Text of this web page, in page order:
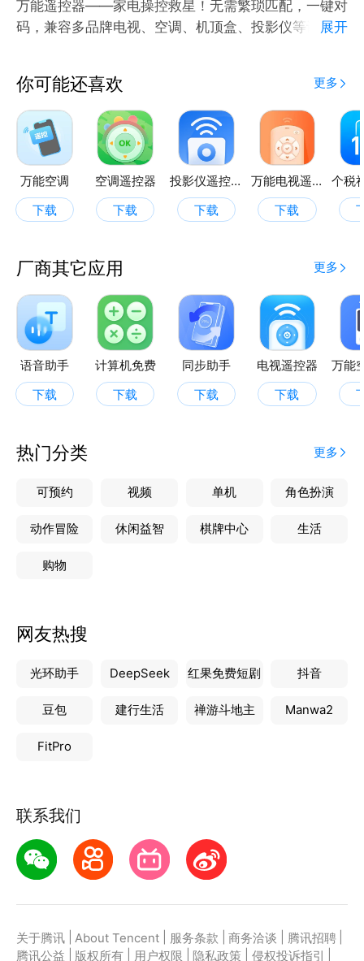
万能遥控器——家电操控救星！无需繁琐匹配，一键对
码，兼容多品牌电视、空调、机顶盒、投影仪等设备。
空调遥控器——操控便捷超省心。按键清晰，功能一目
了然，远距离精准控温，轻松切换制冷、制热、风速等
模式，让你一键掌控舒适室温，尽享惬意居家时光。
电视遥控器——观影好拍档！按键布局合理，频道、音
量调节一键到位，还能快速切换信号源、开启智能功
能。随心切换节目，沉浸精彩影视世界，轻松畅享大屏
娱乐。
多样家电。语音操控、远程控制超便捷，还能设置智能
场景联动。无论在家还是外出，动动手指或开口说话，
轻松掌控全屋家电。
空调遥控，空调电视一键开启智能匹配！
展开
你可能还喜欢 更多
万能空调
下载
空调遥控器
下载
投影仪遥控器
下载
万能电视遥控器免费
下载
厂商其它应用 更多
语音助手
下载
计算机免费
下载
同步助手
下载
电视遥控器
下载
热门分类 更多
可预约 视频 单机 角色扮演
动作冒险 休闲益智 棋牌中心 生活
购物
网友热搜
光环助手 DeepSeek 红果免费短剧 抖音
豆包 建行生活 禅游斗地主 Manwa2
FitPro
联系我们
关于腾讯 About Tencent 服务条款 商务洽谈 腾讯招聘
腾讯公益
版权所有 用户权限 隐私政策 侵权投诉指引